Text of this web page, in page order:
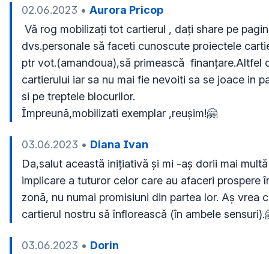
02.06.2023 • Aurora Pricop
dvs.personale să faceti cunoscute proiectele
ptr vot.(amandoua),să primească  finanțare.Altfel
cartierului iar sa nu mai fie nevoiti sa se joace in
si pe treptele blocurilor.
Împreună,mobilizati exemplar ,reușim!🤗
03.06.2023 • Diana Ivan
Da,salut această inițiativă și mi -aș dorii mai multă
implicare a tuturor celor care au afaceri prospere
zonă, nu numai promisiuni din partea lor. Aș vrea
cartierul nostru să înflorească (în ambele
03.06.2023 • Dorin